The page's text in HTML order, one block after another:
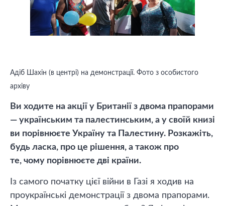
Адіб Шахін (в центрі) на демонстрації. Фото з особистого
архіву
Ви ходите на акції у Британії з двома прапорами
— українським та палестинським, а у своїй книзі
ви порівнюєте Україну та Палестину. Розкажіть,
будь ласка, про це рішення, а також про
те, чому порівнюєте дві країни.
Із самого початку цієї війни в Газі я ходив на
проукраїнські демонстрації з двома прапорами.